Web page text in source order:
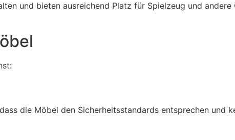
und bieten ausreichend Platz für Spielzeug und andere
die Möbel den Sicherheitsstandards entsprechen und